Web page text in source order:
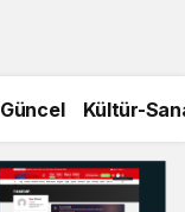
Güncel Kültür-